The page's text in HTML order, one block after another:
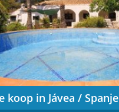
koop in Jávea / Spanje